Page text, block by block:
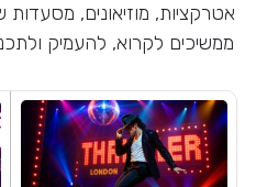
אטרקציות, מוזיאונים,
ממשיכים לקרוא, להעמיק